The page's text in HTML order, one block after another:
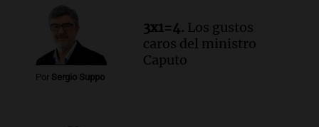
las nuevas detenciones: "En esa casa
todos tenían algo que ver"
Una mañana para todos
Episodios
Audio.Una nutricionista derribó el mito
Por Sergio Suppo
3x1=4. Los gustos
caros del ministro
Caputo